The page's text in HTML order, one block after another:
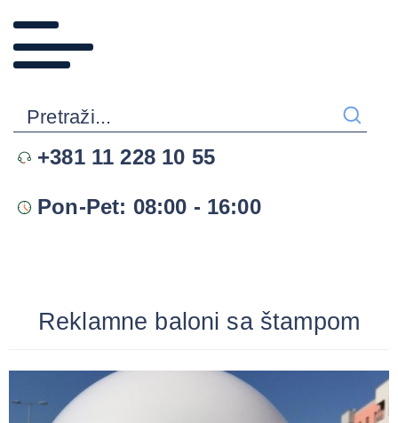
+381 11 228 10 55
Pon-Pet: 08:00 - 16:00
Reklamne baloni sa štampom